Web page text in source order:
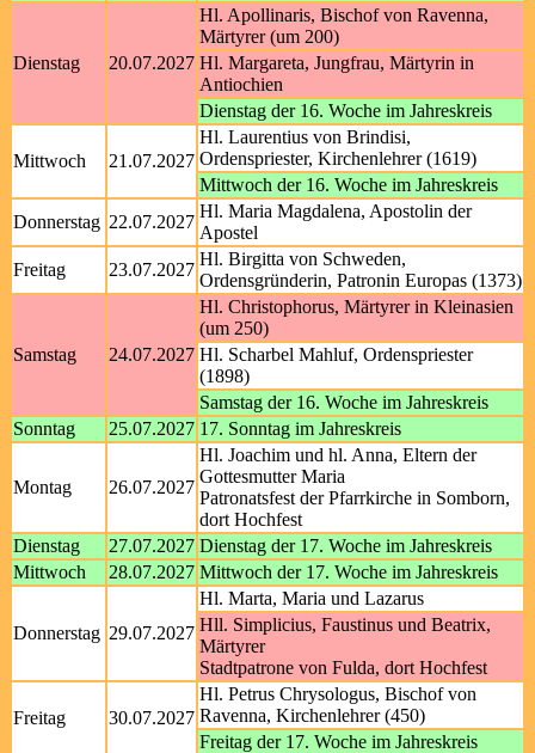
Dienstag 20.07.2027
Hl. Apollinaris, Bischof von Ravenna,
Märtyrer (um 200)
Hl. Margareta, Jungfrau, Märtyrin in
Antiochien
Dienstag der 16. Woche im Jahreskreis
Mittwoch 21.07.2027
Hl. Laurentius von Brindisi,
Ordenspriester, Kirchenlehrer (1619)
Mittwoch der 16. Woche im Jahreskreis
Donnerstag 22.07.2027
Hl. Maria Magdalena, Apostolin der
Apostel
Freitag
23.07.2027
Hl. Birgitta von Schweden,
Ordensgründerin, Patronin Europas (1373)
Samstag 24.07.2027
Hl. Christophorus, Märtyrer in Kleinasien
(um 250)
Hl. Scharbel Mahluf, Ordenspriester
(1898)
Samstag der 16. Woche im Jahreskreis
Sonntag
25.07.2027 17. Sonntag im Jahreskreis
Montag 26.07.2027
Hl. Joachim und hl. Anna, Eltern der
Gottesmutter Maria
Patronatsfest der Pfarrkirche in Somborn,
dort Hochfest
Dienstag
27.07.2027 Dienstag der 17. Woche im Jahreskreis
Mittwoch
28.07.2027 Mittwoch der 17. Woche im Jahreskreis
Donnerstag 29.07.2027
Hl. Marta, Maria und Lazarus
Hll. Simplicius, Faustinus und Beatrix,
Märtyrer
Stadtpatrone von Fulda, dort Hochfest
Freitag 30.07.2027
Hl. Petrus Chrysologus, Bischof von
Ravenna, Kirchenlehrer (450)
Freitag der 17. Woche im Jahreskreis